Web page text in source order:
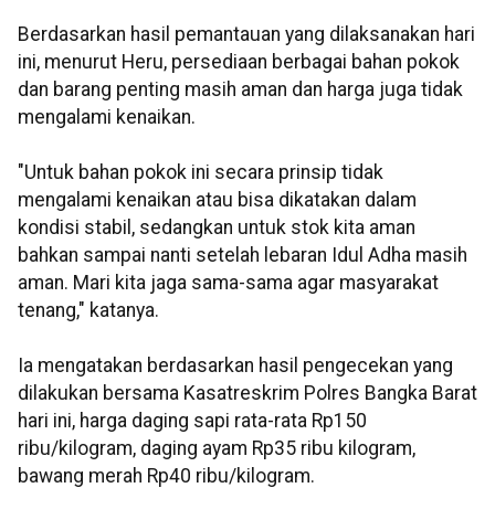
Berdasarkan hasil pemantauan yang dilaksanakan hari
ini, menurut Heru, persediaan berbagai bahan pokok
dan barang penting masih aman dan harga juga tidak
mengalami kenaikan.
"Untuk bahan pokok ini secara prinsip tidak
mengalami kenaikan atau bisa dikatakan dalam
kondisi stabil, sedangkan untuk stok kita aman
bahkan sampai nanti setelah lebaran Idul Adha masih
aman. Mari kita jaga sama-sama agar masyarakat
tenang," katanya.
Ia mengatakan berdasarkan hasil pengecekan yang
dilakukan bersama Kasatreskrim Polres Bangka Barat
hari ini, harga daging sapi rata-rata Rp150
ribu/kilogram, daging ayam Rp35 ribu kilogram,
bawang merah Rp40 ribu/kilogram.